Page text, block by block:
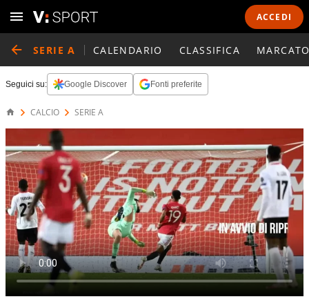
ACCEDI
SERIE A CALENDARIO CLASSIFICA
Seguici su: Google Discover Fonti preferite
CALCIO SERIE A